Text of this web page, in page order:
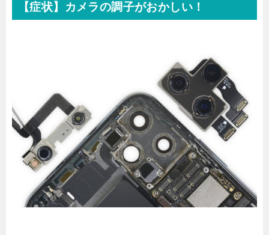
【症状】カメラの調子がおかしい！